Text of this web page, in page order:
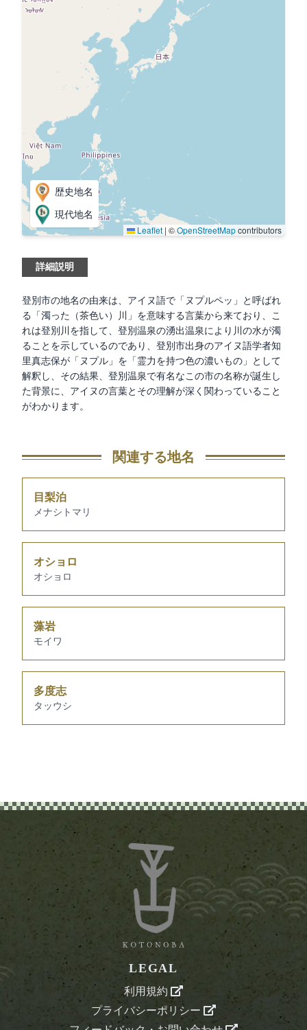
歴史地名
現代地名
Leaflet | ©OpenStreetMapcontributors
詳細説明
登別市の地名の由来は、アイヌ語で「ヌプルペッ」と呼ばれ
る「濁った（茶色い）川」を意味する言葉から来ており、こ
れは登別川を指して、登別温泉の湧出温泉により川の水が濁
ることを示しているのであり、登別市出身のアイヌ語学者知
里真志保が「ヌプル」を「霊力を持つ色の濃いもの」として
解釈し、その結果、登別温泉で有名なこの市の名称が誕生し
た背景に、アイヌの言葉とその理解が深く関わっていること
がわかります。
関連する地名
目梨泊
メナシトマリ
オショロ
オショロ
藻岩
モイワ
多度志
タッウシ
LEGAL
利用規約
プライバシーポリシー